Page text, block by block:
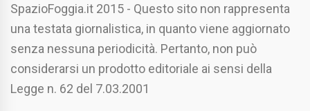
SpazioFoggia.it 2015 - Questo sito non rappresenta
una testata giornalistica, in quanto viene aggiornato
senza nessuna periodicità. Pertanto, non può
considerarsi un prodotto editoriale ai sensi della
Legge n. 62 del 7.03.2001